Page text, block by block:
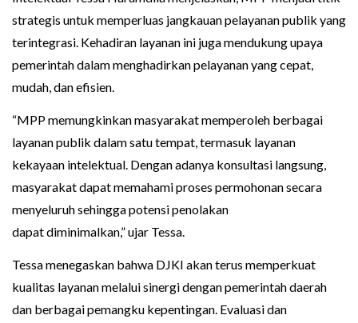
strategis untuk memperluas jangkauan pelayanan publik yang
terintegrasi. Kehadiran layanan ini juga mendukung upaya
pemerintah dalam menghadirkan pelayanan yang cepat,
mudah, dan efisien.
“MPP memungkinkan masyarakat memperoleh berbagai
layanan publik dalam satu tempat, termasuk layanan
kekayaan intelektual. Dengan adanya konsultasi langsung,
masyarakat dapat memahami proses permohonan secara
menyeluruh sehingga potensi penolakan
dapat diminimalkan,” ujar Tessa.
Tessa menegaskan bahwa DJKI akan terus memperkuat
kualitas layanan melalui sinergi dengan pemerintah daerah
dan berbagai pemangku kepentingan. Evaluasi dan